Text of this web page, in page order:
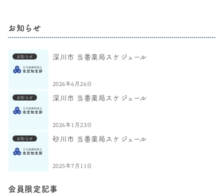
お知らせ
お知らせ 深川市 当番薬局スケジュール
2026年6月26日
お知らせ 深川市 当番薬局スケジュール
2026年1月23日
お知らせ 砂川市 当番薬局スケジュール
2025年7月11日
会員限定記事